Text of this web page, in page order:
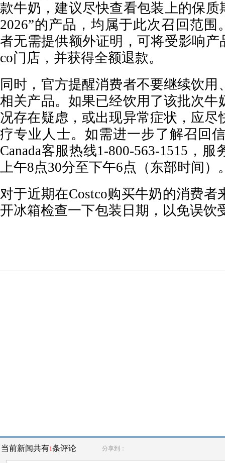
款牛奶，建议尽快查看包装上的保质
2026”的产品，均属于此次召回范围
者无需提供额外证明，可将受影响产
co门店，并获得全额退款。
同时，官方提醒消费者不要继续饮用
相关产品。如果已经饮用了该批次牛
况存在疑虑，或出现异常症状，应尽
疗专业人士。如需进一步了解召回
Canada客服热线1-800-563-1515，
上午8点30分至下午6点（东部时间）
对于近期在Costco购买牛奶的消费者
开冰箱检查一下包装日期，以免误饮
当前新闻共有1条评论 分享到：